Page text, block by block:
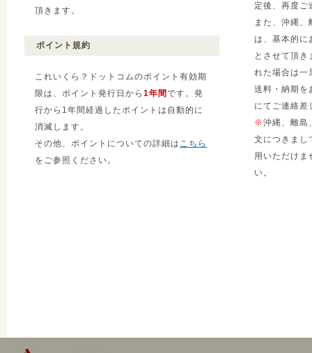
頂きます。
ポイント規約
これいくら？ドットコムのポイント有効期
限は、ポイント発行日から 1年間です。発
行から1年間経過したポイントは自動的に
消滅します。
その他、ポイントについての詳細は こちら
をご参照ください。
定後、再度ご
また、沖縄
は、基本的に
とさせて頂
れた場合は一
送料・納期を
にてご連絡差
※沖縄、離島
文につきまし
用いただけま
い。